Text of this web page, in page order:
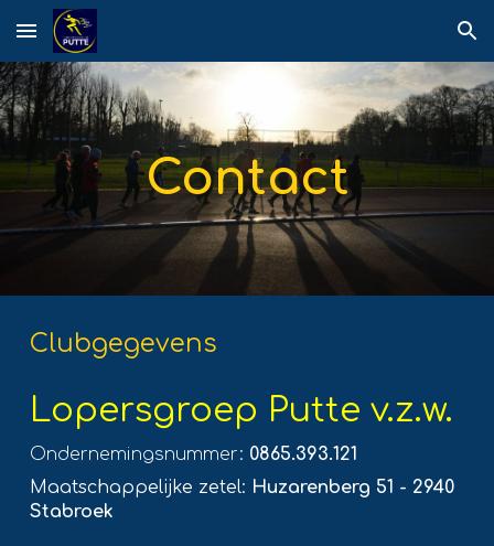
Skip to main content Skip to navigation
Contact
Clubgegevens
Lopersgroep Putte v.z.w.
Ondernemingsnummer: 0865.393.121
Maatschappelijke zetel: Huzarenberg 51 - 2940
Stabroek